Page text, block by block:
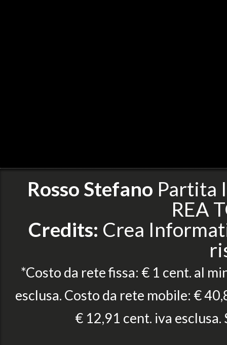
Rosso Stefano Partita
REA
Credits: Crea
*Costo da rete fissa: € 1 cent. al
esclusa. Costo da rete mobile: €
€ 12,91 cent. iva